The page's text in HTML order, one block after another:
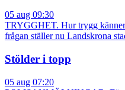
05 aug 09:30
TRYGGHET. Hur trygg
frågan ställer nu Landskrona
Stölder i topp
05 aug 07:20